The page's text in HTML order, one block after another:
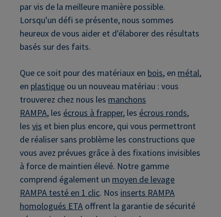
par vis de la meilleure manière possible.
Lorsqu'un défi se présente, nous sommes
heureux de vous aider et d'élaborer des résultats
basés sur des faits.
Que ce soit pour des matériaux en bois, en métal,
en plastique ou un nouveau matériau : vous
trouverez chez nous les manchons
RAMPA, les écrous à frapper, les écrous ronds,
les vis et bien plus encore, qui vous permettront
de réaliser sans problème les constructions que
vous avez prévues grâce à des fixations invisibles
à force de maintien élevé. Notre gamme
comprend également un moyen de levage
RAMPA testé en 1 clic. Nos inserts RAMPA
homologués ETA offrent la garantie de sécurité